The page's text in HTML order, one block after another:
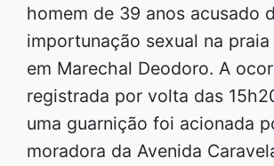
homem de 39 anos acusado
importunação sexual na
em Marechal Deodoro. A
registrada por volta das
uma guarnição foi acionada
moradora da Avenida